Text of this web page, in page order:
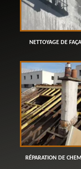
NETTOYAGE DE
RÉPARATION DE